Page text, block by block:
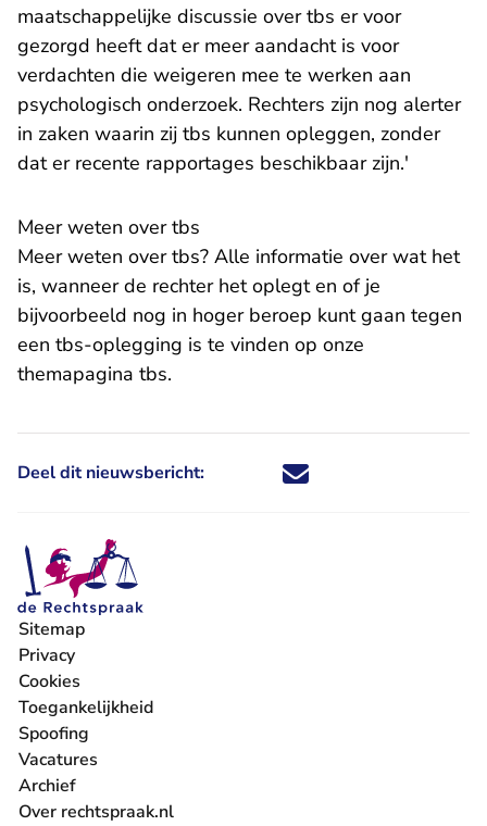
maatschappelijke discussie over tbs er voor
gezorgd heeft dat er meer aandacht is voor
verdachten die weigeren mee te werken aan
psychologisch onderzoek. Rechters zijn nog alerter
in zaken waarin zij tbs kunnen opleggen, zonder
dat er recente rapportages beschikbaar zijn.'
Meer weten over tbs
Meer weten over tbs? Alle informatie over wat het
is, wanneer de rechter het oplegt en of je
bijvoorbeeld nog in hoger beroep kunt gaan tegen
een tbs-oplegging is te vinden op onze
themapagina tbs.
Deel dit nieuwsbericht: Deel dit nieuwsbericht via X -
Deel dit nieuwsbericht via
Deel dit nieuwsbericht
Deel dit
Sitemap
Privacy
Cookies
Toegankelijkheid
Spoofing
Vacatures
- U verlaat Rechtspraak.nl
Archief
Over rechtspraak.nl